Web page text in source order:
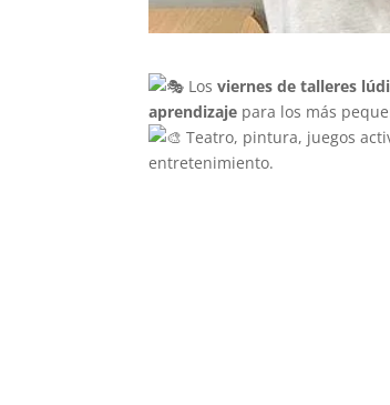
Losviernes de talleres
aprendizaje para los más
Teatro, pintura, juegos
entretenimiento.